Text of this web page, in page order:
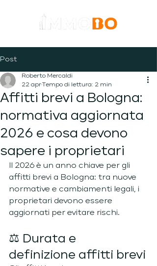
Post
Affitti brevi a Bologna:
normativa aggiornata
2026 e cosa devono
sapere i proprietari
Roberto Mercaldi
22 aprTempo di lettura: 2 min
Il 2026 è un anno chiave per gli
affitti brevi a Bologna: tra nuove
normative e cambiamenti legali, i
proprietari devono essere
aggiornati per evitare rischi.
⚖️ Durata e
definizione affitti brevi